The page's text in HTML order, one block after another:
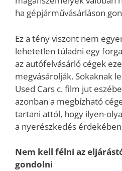
ha gépjárművásárláson
Ez a tény viszont nem
lehetetlen túladni egy
az autófelvásárló cégek
megvásárolják. Sokaknak
Used Cars c. film jut
azonban a megbízható
tartani attól, hogy ilyen-
a nyerészkedés
Nem kell félni az
gondolni